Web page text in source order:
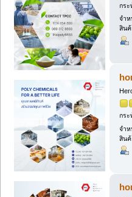
กระ
จำห
สินค้
กระ
จำห
สินค้